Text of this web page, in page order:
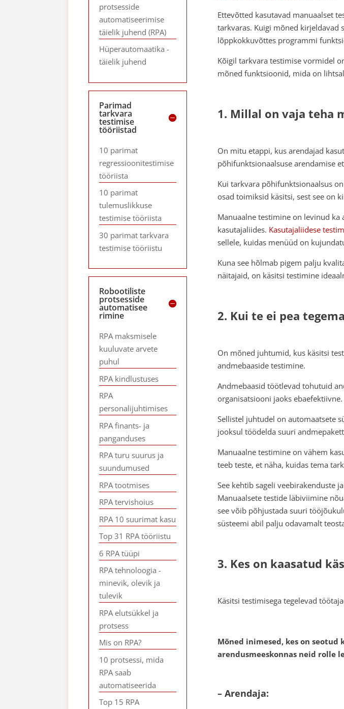
Ettevõtted kasutavad manuaalset
tarkvaras. Kuigi mõned
lõppkokkuvõttes programmi
Kõigil tarkvara testimise vormidel
mõned funktsioonid, mida on
1. Millal on vaja teha
On mitu etappi, kus arendajad
põhifunktsionaalsuse arendamise
Kui tarkvara põhifunktsionaalsus
osad toimiksid käsitsi, sest see on
Manuaalne testimine on levinud
kasutajaliides. Kasutajaliidese
sellele, kuidas menüüd on
Kuna see hõlmab pigem palju
näitajaid, on käsitsi testimine
2. Kui te ei pea
On mõned juhtumid, kus käsitsi
andmebaaside testimine.
Andmebaasid töötlevad tohutuid
organisatsiooni jaoks ebaefektiivne.
Sellistel juhtudel on automaatsete
jooksul töödelda suuri
Manuaalne testimine on vähem
teeb teste, et näha, kuidas tema
See kehtib sageli veebirakenduste
Manuaalsete testide läbiviimine
see võib põhjustada suuri
süsteemi abil palju odavamalt
3. Kes on kaasatud
Käsitsi testimisega tegelevad
Mõned inimesed, kes on
arendusmeeskonnas neid rolle
– Arendaja:
protsesside
automatiseerimise
täielik juhend (RPA)
Hüperautomaatika -
täielik juhend
Parimad
tarkvara
testimise
tööriistad
10 parimat
regressioonitestimise
tööriista
10 parimat
tulemuslikkuse
testimise tööriista
30 parimat tarkvara
testimise tööriistu
Robootiliste
protsesside
automatisee
rimine
RPA maksmisele
kuuluvate arvete
puhul
RPA kindlustuses
RPA
personalijuhtimises
RPA finants- ja
panganduses
RPA turu suurus ja
suundumused
RPA tootmises
RPA tervishoius
RPA 10 suurimat kasu
Top 31 RPA tööriistu
6 RPA tüüpi
RPA tehnoloogia -
minevik, olevik ja
tulevik
RPA elutsükkel ja
protsess
Mis on RPA?
10 protsessi, mida
RPA saab
automatiseerida
Top 15 RPA